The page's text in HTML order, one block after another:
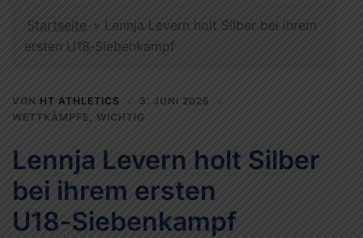
Startseite » Lennja Levern holt Silber bei ihrem
ersten U18‑Siebenkampf
VON HT ATHLETICS
3. JUNI 2026
WETTKÄMPFE, WICHTIG
Lennja Levern holt Silber
bei ihrem ersten
U18‑Siebenkampf